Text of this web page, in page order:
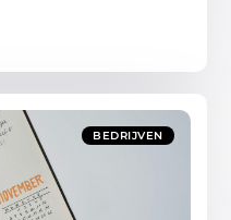
BEDRIJVEN